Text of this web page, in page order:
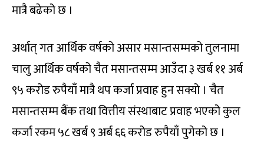
मात्रै बढेको छ ।
अर्थात् गत आर्थिक वर्षको असार मसान्तसम्मको तुलनामा
चालु आर्थिक वर्षको चैत मसान्तसम्म आउँदा ३ खर्ब ११ अर्ब
९५ करोड रुपैयाँ मात्रै थप कर्जा प्रवाह हुन सक्यो । चैत
मसान्तसम्म बैंक तथा वित्तीय संस्थाबाट प्रवाह भएको कुल
कर्जा रकम ५८ खर्ब ९ अर्ब ६६ करोड रुपैयाँ पुगेको छ ।